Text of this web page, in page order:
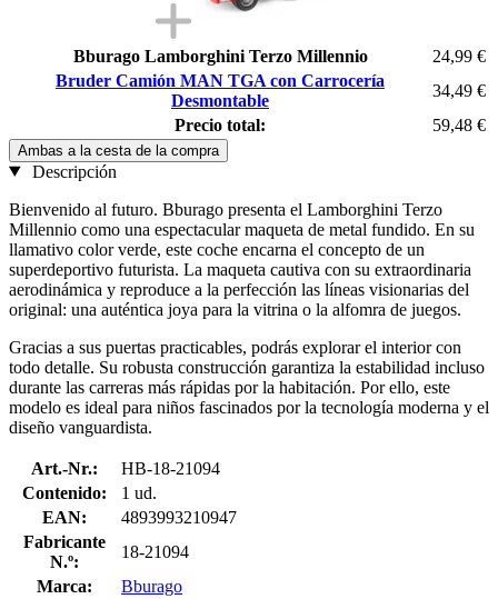
Bburago Lamborghini Terzo Millennio
24,99 €
Bruder Camión MAN TGA con Carrocería
Desmontable
34,49 €
Precio total:
59,48 €
Ambas a la cesta de la compra
Descripción
Bienvenido al futuro. Bburago presenta el Lamborghini Terzo
Millennio como una espectacular maqueta de metal fundido. En su
llamativo color verde, este coche encarna el concepto de un
superdeportivo futurista. La maqueta cautiva con su extraordinaria
aerodinámica y reproduce a la perfección las líneas visionarias del
original: una auténtica joya para la vitrina o la alfomra de juegos.
Gracias a sus puertas practicables, podrás explorar el interior con
todo detalle. Su robusta construcción garantiza la estabilidad incluso
durante las carreras más rápidas por la habitación. Por ello, este
modelo es ideal para niños fascinados por la tecnología moderna y el
diseño vanguardista.
Art.-Nr.:
HB-18-21094
Contenido:
1 ud.
EAN:
4893993210947
Fabricante
N.º:
18-21094
Marca:
Bburago